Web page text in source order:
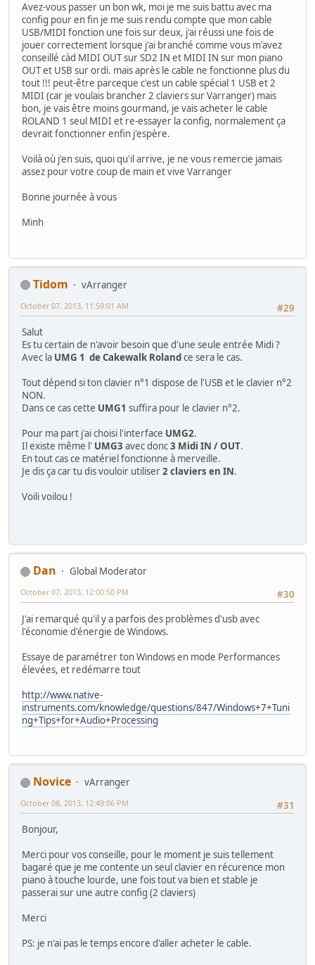
Avez-vous passer un bon wk, moi je me suis battu avec ma
config pour en fin je me suis rendu compte que mon cable
USB/MIDI fonction une fois sur deux, j'ai réussi une fois de
jouer correctement lorsque j'ai branché comme vous m'avez
conseillé càd MIDI OUT sur SD2 IN et MIDI IN sur mon piano
OUT et USB sur ordi. mais après le cable ne fonctionne plus du
tout !!! peut-être parceque c'est un cable spécial 1 USB et 2
MIDI (car je voulais brancher 2 claviers sur Varranger) mais
bon, je vais être moins gourmand, je vais acheter le cable
ROLAND 1 seul MIDI et re-essayer la config, normalement ça
devrait fonctionner enfin j'espère.
Voilà où j'en suis, quoi qu'il arrive, je ne vous remercie jamais
assez pour votre coup de main et vive Varranger
Bonne journée à vous
Minh
Tidom
vArranger
#29
October 07, 2013, 11:59:01 AM
Salut
Es tu certain de n'avoir besoin que d'une seule entrée Midi ?
Avec la UMG 1 de Cakewalk Rolandce sera le cas.
Tout dépend si ton clavier n°1 dispose de l'USB et le clavier n°2
NON.
Dans ce cas cette UMG1 suffira pour le clavier n°2.
Pour ma part j'ai choisi l'interface UMG2.
Il existe même l' UMG3 avec donc3 Midi IN / OUT.
En tout cas ce matériel fonctionne à merveille.
Je dis ça car tu dis vouloir utiliser2 claviers en IN.
Voili voilou !
Dan
Global Moderator
#30
October 07, 2013, 12:00:50 PM
J'ai remarqué qu'il y a parfois des problèmes d'usb avec
l'économie d'énergie de Windows.
Essaye de paramétrer ton Windows en mode Performances
élevées, et redémarre tout
http://www.native-
instruments.com/knowledge/questions/847/Windows+7+Tuni
ng+Tips+for+Audio+Processing
Novice
vArranger
#31
October 08, 2013, 12:49:06 PM
Bonjour,
Merci pour vos conseille, pour le moment je suis tellement
bagaré que je me contente un seul clavier en récurence mon
piano à touche lourde, une fois tout va bien et stable je
passerai sur une autre config (2 claviers)
Merci
PS: je n'ai pas le temps encore d'aller acheter le cable.